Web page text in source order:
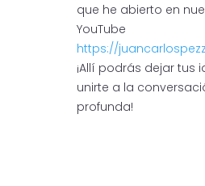
que he abierto en
YouTube
https://
¡Allí podrás dejar tus
unirte a la
profunda!